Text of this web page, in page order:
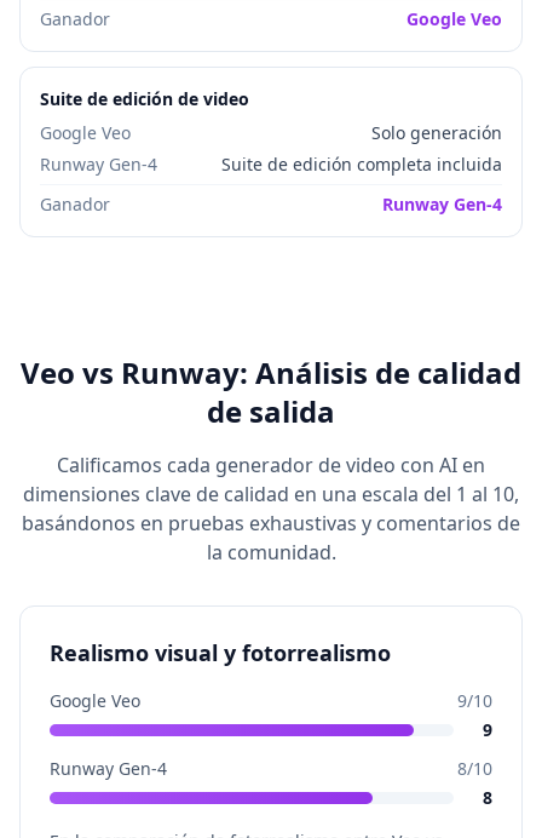
Ganador
Google Veo
Suite de edición de video
Google Veo
Solo generación
Runway Gen-4
Suite de edición completa incluida
Ganador
Runway Gen-4
Veo vs Runway: Análisis de calidad
de salida
Calificamos cada generador de video con AI en
dimensiones clave de calidad en una escala del 1 al 10,
basándonos en pruebas exhaustivas y comentarios de
la comunidad.
Realismo visual y fotorrealismo
Google Veo 9/10
9
Runway Gen-4
8/10
8